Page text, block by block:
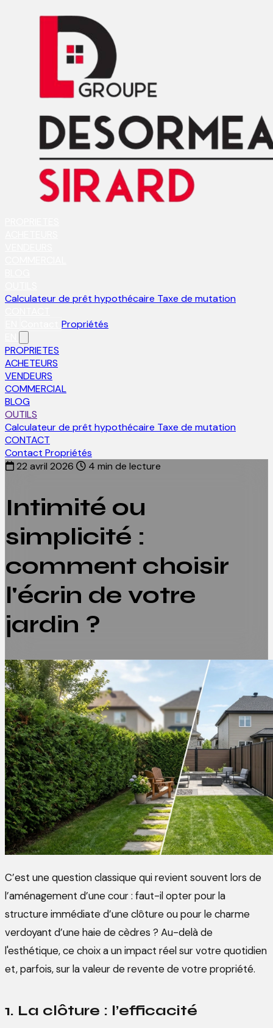
Calculateur de prêt hypothécaire Taxe de mutation
Propriétés
PROPRIETES
ACHETEURS
VENDEURS
COMMERCIAL
BLOG
OUTILS
Calculateur de prêt hypothécaire Taxe de mutation
CONTACT
Contact Propriétés
22 avril 2026
4 min de lecture
Intimité ou
simplicité :
comment choisir
l'écrin de votre
jardin ?
C’est une question classique qui revient souvent lors de
l’aménagement d’une cour : faut-il opter pour la
structure immédiate d’une clôture ou pour le charme
verdoyant d’une haie de cèdres ? Au-delà de
l'esthétique, ce choix a un impact réel sur votre quotidien
et, parfois, sur la valeur de revente de votre propriété.
1. La clôture : l’efficacité